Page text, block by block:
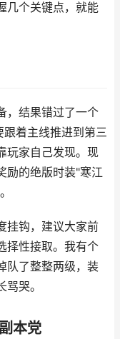
几个关键点，就能
，结果错过了一个
着主线推进到第三
玩家自己发现。现
励的绝版时装"寒江
挂钩，建议大家前
择性接取。我有个
队了整整两级，装
哭。
本党